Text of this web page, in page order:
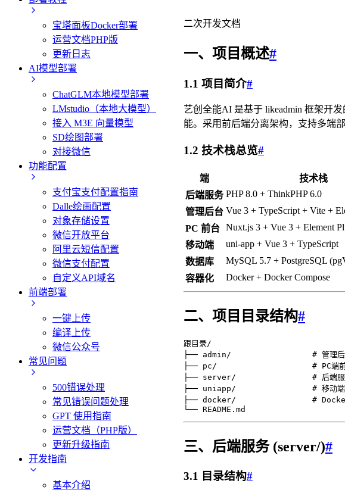
宝塔面板Docker部署
运营文档PHP版
更新日志
AI模型部署
ChatGLM本地模型部署
LMstudio（本地大模型）
接入 M3E 向量模型
SD绘图部署
对接微信
功能配置
支付宝支付配置指南
Dalle绘画配置
对象存储设置
微信开放平台
阿里云短信配置
微信支付配置
自定义API域名
前端部署
一键上传
编译上传
微信公众号
常见问题
500错误处理
常见错误问题处理
GPT 使用指南
运营文档（PHP版）
更新升级指南
开发指南
基本介绍
二次开发文档
一、项目概述#
1.1 项目简介#
艺创全能AI 是基于 likeadmin 框架开
能。采用前后端分离架构，支持多端部
1.2 技术栈总览#
端
技术栈
后端服务 PHP 8.0 + ThinkPHP 6.0
管理后台 Vue 3 + TypeScript + Vite +
PC 前台 Nuxt.js 3 + Vue 3 + Element
移动端
uni-app + Vue 3 + TypeScript
数据库
MySQL 5.7 + PostgreSQL
容器化
Docker + Docker Compose
二、项目目录结构#
跟目录/
├── admin/                 # 管理后
├── pc/                    # PC端前
├── server/                # 后端服
├── uniapp/                # 移动端
├── docker/                # Docker
└── README.md
三、后端服务 (server/)#
3.1 目录结构#